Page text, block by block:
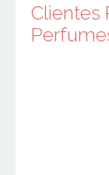
Clientes